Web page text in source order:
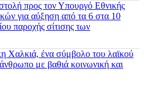
προς τον Υπουργό Εθνικής
για αύξηση από τα 6 στα 10
παροχής σίτισης των
Χαλκιά, ένα σύμβολο του λαϊκού
με βαθιά κοινωνική και